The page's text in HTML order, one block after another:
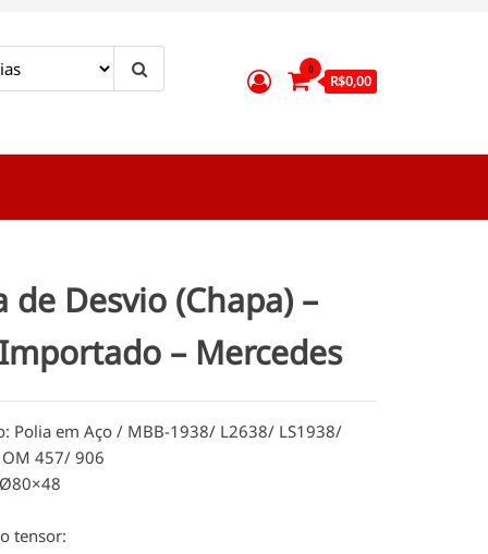
0
R$0,00
de Desvio (Chapa) –
– Mercedes
Polia em Aço / MBB-1938/ L2638/ LS1938/
457/ 906
tensor: